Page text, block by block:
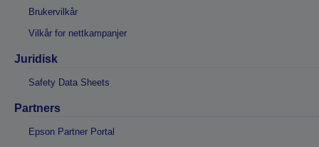
Brukervilkår
Vilkår for nettkampanjer
Juridisk
Safety Data Sheets
Partners
Epson Partner Portal